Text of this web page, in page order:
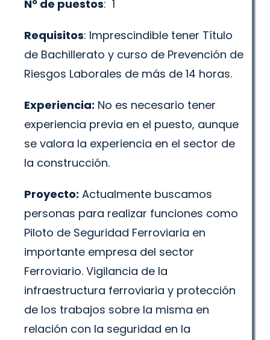
Nº de puestos: 1
Requisitos: Imprescindible tener Título
de Bachillerato y curso de Prevención de
Riesgos Laborales de más de 14 horas.
Experiencia: No es necesario tener
experiencia previa en el puesto, aunque
se valora la experiencia en el sector de
la construcción.
Proyecto: Actualmente buscamos
personas para realizar funciones como
Piloto de Seguridad Ferroviaria en
importante empresa del sector
Ferroviario. Vigilancia de la
infraestructura ferroviaria y protección
de los trabajos sobre la misma en
relación con la seguridad en la